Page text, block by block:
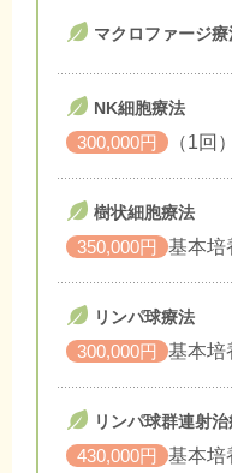
マクロファージ療
NK細胞療法
300,000円 （1回）
樹状細胞療法
350,000円 基本培
リンパ球療法
300,000円 基本培
リンパ球群連射治
430,000円 基本培